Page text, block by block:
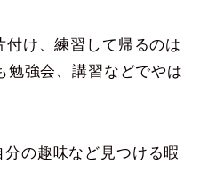
け、練習して帰るのは
勉強会、講習などでやは
の趣味など見つける暇